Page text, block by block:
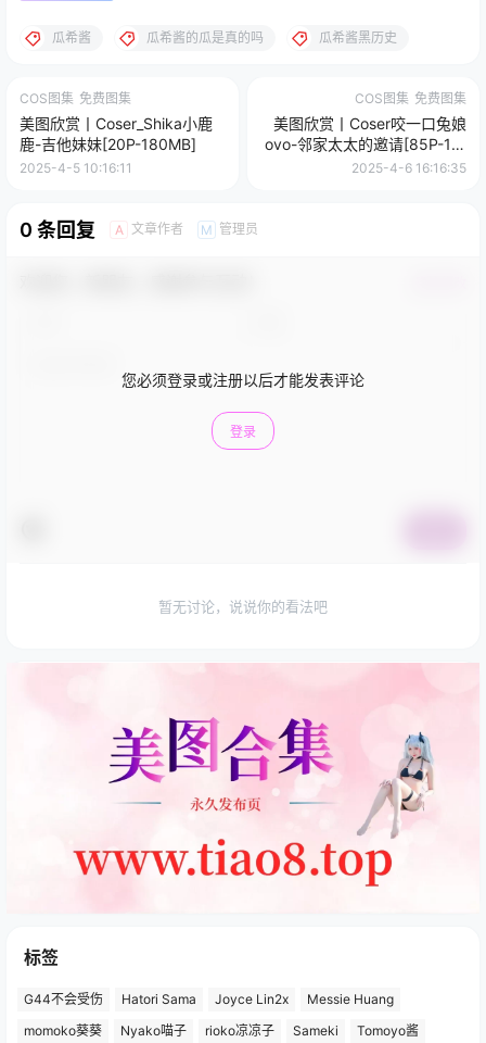
瓜希酱 瓜希酱的瓜是真的吗 瓜希酱黑历史
COS图集 免费图集
美图欣赏丨Coser_Shika小鹿
鹿-吉他妹妹[20P-180MB]
2025-4-5 10:16:11
COS图集 免费图集
美图欣赏丨Coser咬一口兔娘
ovo-邻家太太的邀请[85P-1V-
715.7M]
2025-4-6 16:16:35
0 条回复 A 文章作者 M 管理员
您必须登录或注册以后才能发表评论
登录
暂无讨论，说说你的看法吧
标签
G44不会受伤 Hatori Sama Joyce Lin2x
Messie Huang
momoko葵葵
Nyako喵子 rioko凉凉子 Sameki Tomoyo酱